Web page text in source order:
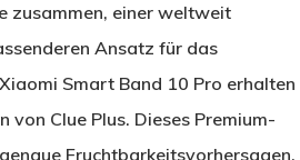
zusammen, einer weltweit
Ansatz für das
Smart Band 10 Pro erhalten
Clue Plus. Dieses Premium-
Fruchtbarkeitsvorhersagen,